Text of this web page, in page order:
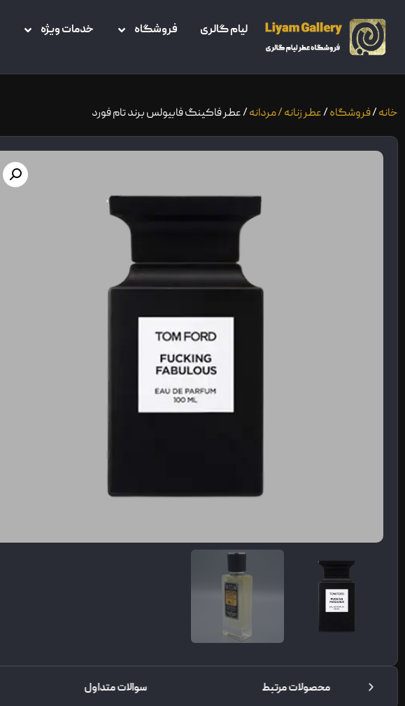
لیام گالری فروشگاه خدمات ویژه
خانه/فروشگاه/عطر زنانه / مردانه/ عطر فاکینگ فابیولس برند تام فورد
محصولات مرتبط سوالات متداول